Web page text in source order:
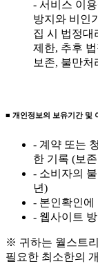
- 서비스 이
방지와 비인
집 시 법정대
제한, 추후
보존, 불만
■ 개인정보의 보유기간 및
- 계약 또는
한 기록 (보
- 소비자의
년)
- 본인확인에
- 웹사이트
※ 귀하는 월스트
필요한 최소한의